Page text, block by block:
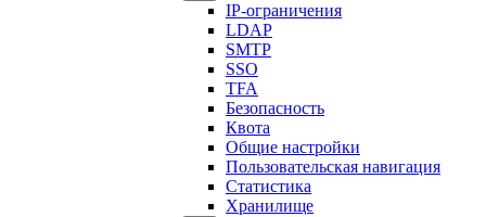
IP-ограничения
LDAP
SMTP
SSO
TFA
Безопасность
Квота
Общие настройки
Пользовательская навигация
Статистика
Хранилище